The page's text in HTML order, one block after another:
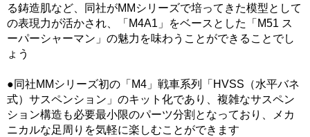
る鋳造肌など、同社がMMシリーズで培ってきた模型として
の表現力が活かされ、「M4A1」をベースとした「M51 ス
ーパーシャーマン」の魅力を味わうことができることでし
ょう
●同社MMシリーズ初の「M4」戦車系列「HVSS（水平バネ
式）サスペンション」のキット化であり、複雑なサスペン
ション構造も必要最小限のパーツ分割となっており、メカ
ニカルな足周りを気軽に楽しむことができます